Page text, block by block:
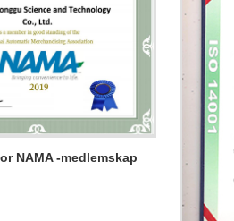
NAMA -medlemskap